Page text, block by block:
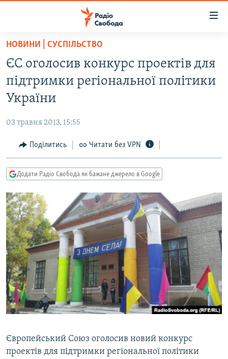
Перейти
основного
матеріалу
Перейти
до
основної
навігації
Перейти
до
пошуку
СТАТТІ
ЕКОНОМІКА
СУСПІЛЬСТВО
УКРАЇНА
СВІТ
РОСІЙСЬКА «ФІЛЬТРАЦІЯ»
ДОНБАС.РЕАЛІЇ
ТИ ЯК?
СХЕМИ
КИТАЙ.ВИКЛИКИ
МУЛЬТИМЕДІА
ФОТО
СПЕЦПРОЄКТИ
ПОДКАСТИ
РУС
УКР
НОВИНИ | СУСПІЛЬСТВО
ЄС оголосив конкурс проектів для
підтримки регіональної політики
України
03 травня 2013, 15:55
Поділитись Читати без VPN
Додати Радіо Свобода як бажане джерело в Google
Європейський Союз оголосив новий конкурс
проектів для підтримки регіональної політики